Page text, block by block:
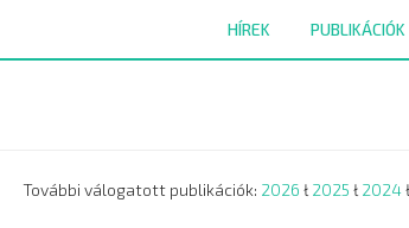
HÍREK PUBLIKÁCIÓK
További válogatott publikációk: 2026 ł 2025 ł 2024ł